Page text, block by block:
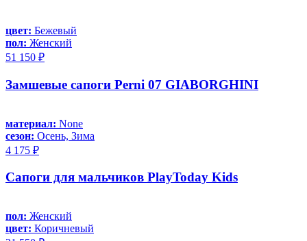
цвет: Бежевый
пол: Женский
51 150 ₽
Замшевые сапоги Perni 07 GIABORGHINI
материал: None
сезон: Осень, Зима
4 175 ₽
Сапоги для мальчиков PlayToday Kids
пол: Женский
цвет: Коричневый